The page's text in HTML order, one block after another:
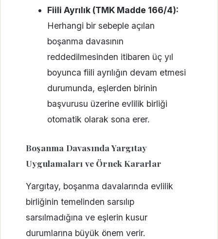
Fiili Ayrılık (TMK Madde 166/4):
Herhangi bir sebeple açılan
boşanma davasının
reddedilmesinden itibaren üç yıl
boyunca fiili ayrılığın devam etmesi
durumunda, eşlerden birinin
başvurusu üzerine evlilik birliği
otomatik olarak sona erer.
Boşanma Davasında Yargıtay
Uygulamaları ve Örnek Kararlar
Yargıtay, boşanma davalarında evlilik
birliğinin temelinden sarsılıp
sarsılmadığına ve eşlerin kusur
durumlarına büyük önem verir.